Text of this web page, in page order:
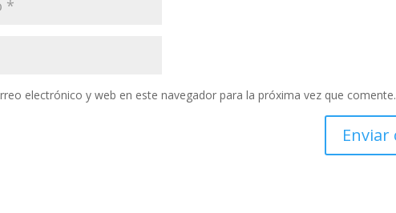
electrónico y web en este navegador para la próxima vez que comente.